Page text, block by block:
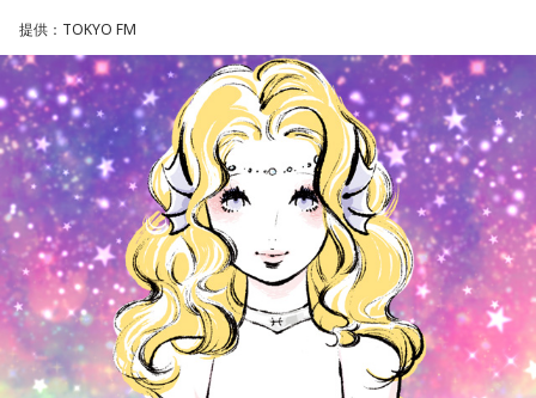
定アフタートークも聴くことが出来る。
ニッポン放送 『FRUITS ZIPPERのオールナイトニッポンX(ク
ロス)』
■放送日時：2026年8月24日（月）24時～24時58分 （25日
（火） 午前0時〜0時58分）
■パーソナリティ：FRUITS ZIPPER （真中まな・早瀬ノエ
ル）
提供：TOKYO FM